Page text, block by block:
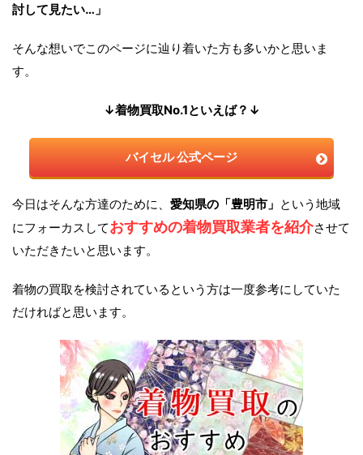
討して見たい…」
そんな想いでこのページに辿り着いた方も多いかと思いま
す。
↓着物買取No.1といえば？↓
バイセル 公式ページ
今日はそんな方達のために、 愛知県の「豊明市」 という地域
にフォーカスしておすすめの着物買取業者を紹介させて
いただきたいと思います。
着物の買取を検討されているという方は一度参考にしていた
だければと思います。